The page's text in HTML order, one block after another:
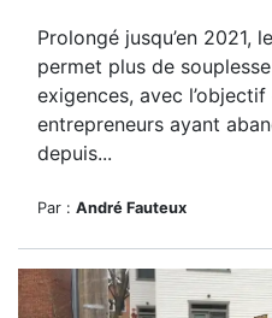
Prolongé jusqu’en 2021,
permet plus de
exigences, avec
entrepreneurs ayant
depuis...
Par : André Fauteux